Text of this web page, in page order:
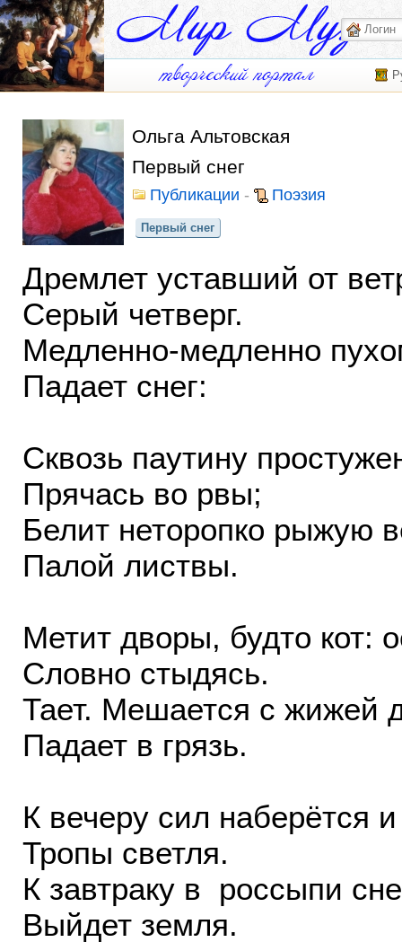
Ольга Альтовская
Первый снег
Публикации - Поэзия
Первый снег
Дремлет уставший от
Серый четверг.
Медленно-медленно
Падает снег:
Сквозь паутину
Прячась во рвы;
Белит неторопко рыжую
Палой листвы.
Метит дворы, будто кот:
Словно стыдясь.
Тает. Мешается с жижей
Падает в грязь.
К вечеру сил наберётся
Тропы светля.
К завтраку в россыпи
Выйдет земля.